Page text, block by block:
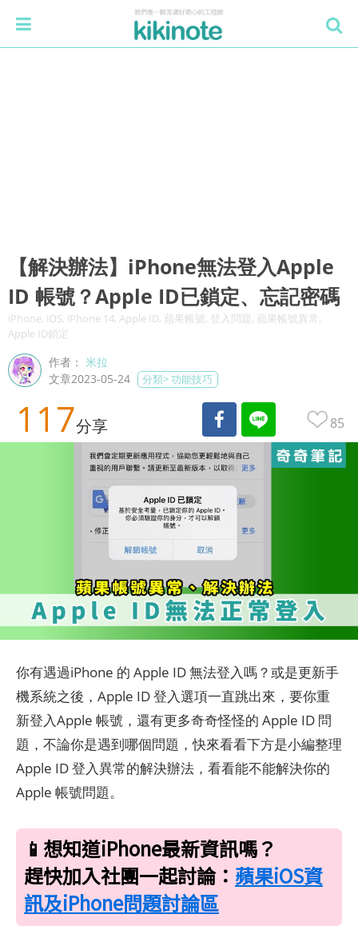
【解決辦法】iPhone無法登入Apple
ID 帳號？Apple ID已鎖定、忘記密碼
iPhone, iOS, iPhone 14, Apple ID, 蘋果帳號, 登入問題, 蘋果帳號異常,
Apple ID鎖定
作者：米拉
文章2023-05-24
分類>功能技巧
117分享 85
你有遇過iPhone 的 Apple ID 無法登入嗎？或是更新手
機系統之後，Apple ID 登入選項一直跳出來，要你重
新登入Apple 帳號，還有更多奇奇怪怪的 Apple ID 問
題，不論你是遇到哪個問題，快來看看下方是小編整理
Apple ID 登入異常的解決辦法，看看能不能解決你的
Apple 帳號問題。
📱想知道iPhone最新資訊嗎？
趕快加入社團一起討論： 蘋果iOS資
訊及iPhone問題討論區